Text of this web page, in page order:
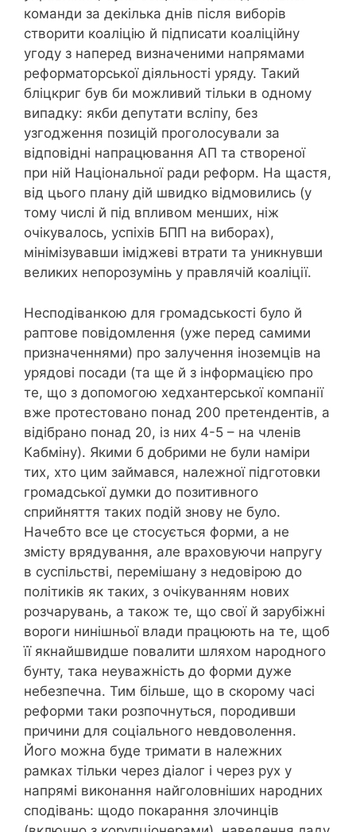
команди за декілька днів після виборів
створити коаліцію й підписати коаліційну
угоду з наперед визначеними напрямами
реформаторської діяльності уряду. Такий
бліцкриг був би можливий тільки в одному
випадку: якби депутати всліпу, без
узгодження позицій проголосували за
відповідні напрацювання АП та створеної
при ній Національної ради реформ. На щастя,
від цього плану дій швидко відмовились (у
тому числі й під впливом менших, ніж
очікувалось, успіхів БПП на виборах),
мінімізувавши іміджеві втрати та уникнувши
великих непорозумінь у правлячій коаліції.
Несподіванкою для громадськості було й
раптове повідомлення (уже перед самими
призначеннями) про залучення іноземців на
урядові посади (та ще й з інформацією про
те, що з допомогою хедхантерської компанії
вже протестовано понад 200 претендентів, а
відібрано понад 20, із них 4-5 – на членів
Кабміну). Якими б добрими не були наміри
тих, хто цим займався, належної підготовки
громадської думки до позитивного
сприйняття таких подій знову не було.
Начебто все це стосується форми, а не
змісту врядування, але враховуючи напругу
в суспільстві, перемішану з недовірою до
політиків як таких, з очікуванням нових
розчарувань, а також те, що свої й зарубіжні
вороги нинішньої влади працюють на те, щоб
її якнайшвидше повалити шляхом народного
бунту, така неуважність до форми дуже
небезпечна. Тим більше, що в скорому часі
реформи таки розпочнуться, породивши
причини для соціального невдоволення.
Його можна буде тримати в належних
рамках тільки через діалог і через рух у
напрямі виконання найголовніших народних
сподівань: щодо покарання злочинців